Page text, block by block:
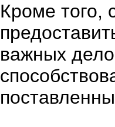
Кроме того,
важных